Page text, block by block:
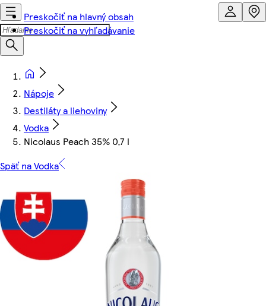
Preskočiť na hlavný obsah
Preskočiť na vyhľadávanie
Nápoje
Destiláty a liehoviny
Vodka
Nicolaus Peach 35% 0,7 l
Späť na Vodka